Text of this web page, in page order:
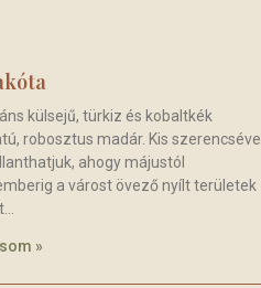
külsejű, türkiz és kobaltkék
robosztus madár. Kis szerencsével
ahogy májustól
a várost övező nyílt területek
»